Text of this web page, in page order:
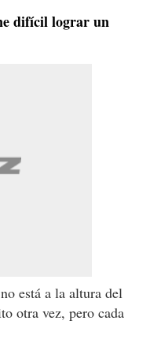
difícil lograr un
está a la altura del
otra vez, pero cada